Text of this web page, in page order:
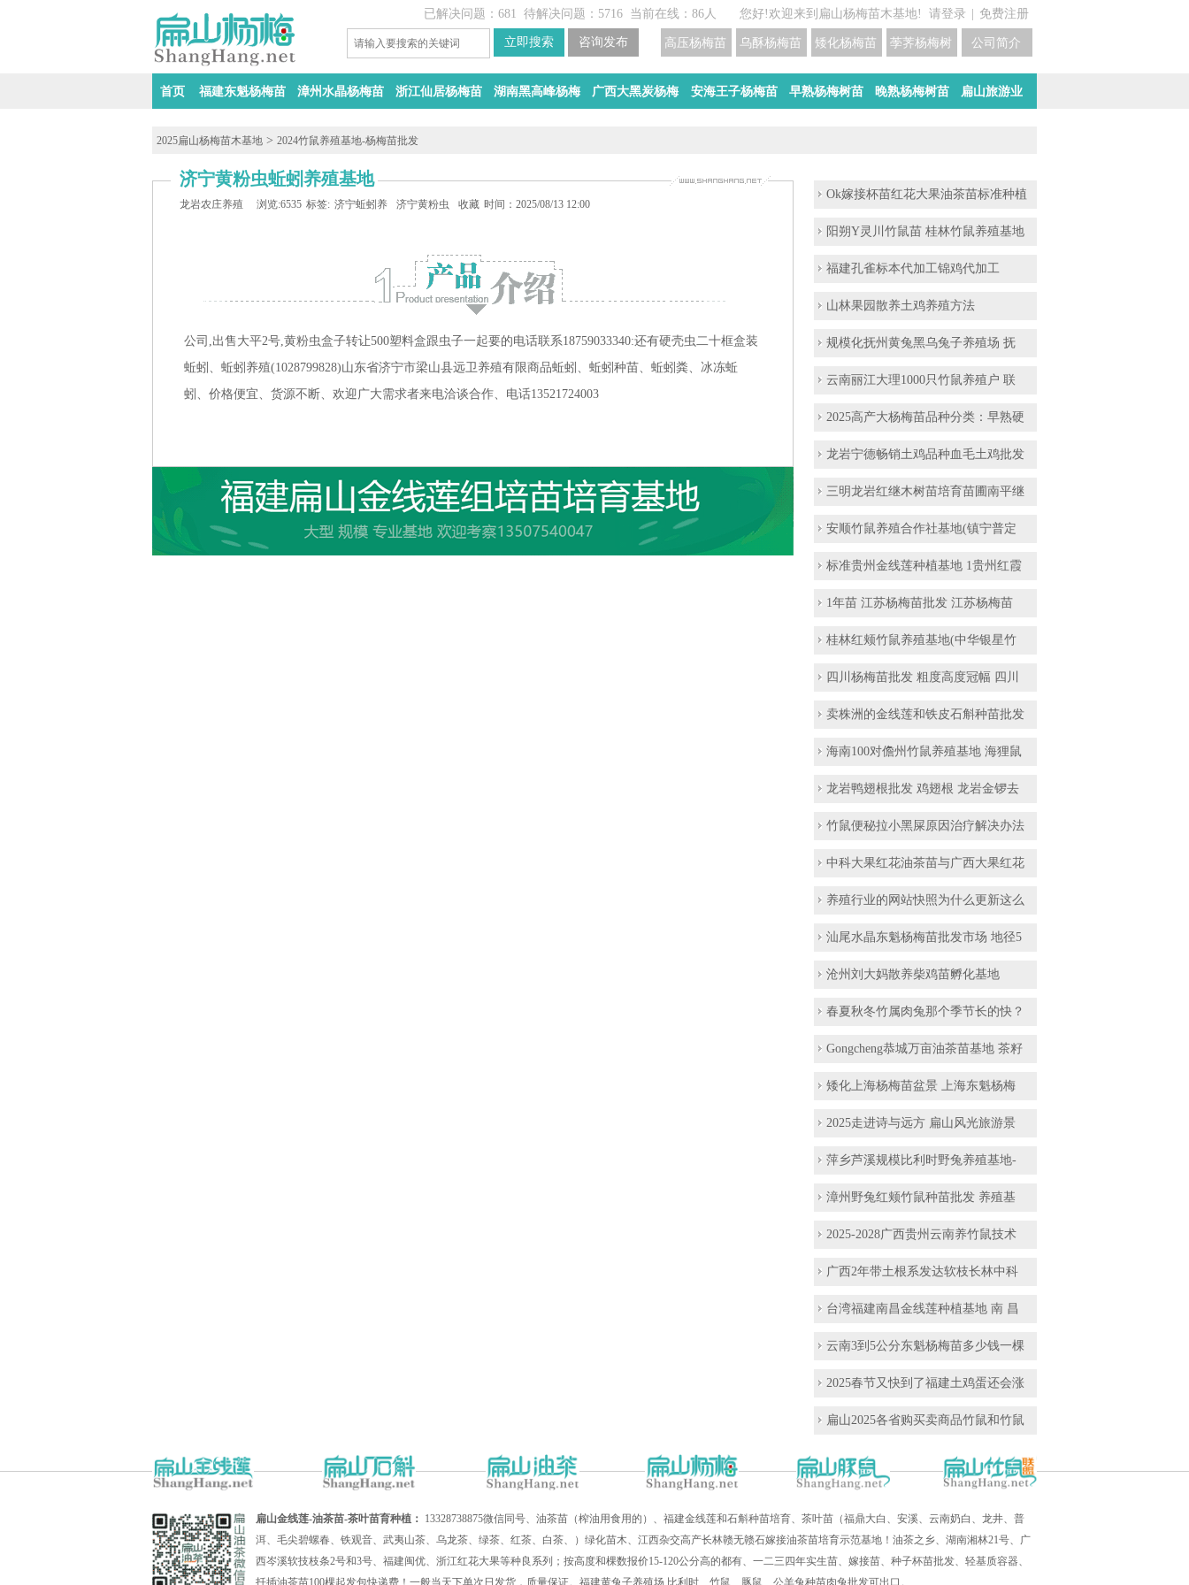
您好!欢迎来到扁山杨梅苗木基地! 请登录 免费注册
已解决问题：681 待解决问题：5716 当前在线：86人
公司简介
荸荠杨梅树苗培育
矮化杨梅苗价格
乌酥杨梅苗培育基地
高压杨梅苗
首页 福建东魁杨梅苗 漳州水晶杨梅苗 浙江仙居杨梅苗 湖南黑高峰杨梅 广西大黑炭杨梅 安海王子杨梅苗 早熟杨梅树苗 晚熟杨梅树苗 扁山旅游业
2025扁山杨梅苗木基地 > 2024竹鼠养殖基地-杨梅苗批发
济宁黄粉虫蚯蚓养殖基地
龙岩农庄养殖 浏览:6535 标签: 济宁蚯蚓养殖基地济宁黄粉虫养殖基地
收藏 时间：2025/08/13 12:00
公司,出售大平2号,黄粉虫盒子转让500塑料盒跟虫子一起要的电话联系18759033340:还有硬壳虫二十框盒装
蚯蚓、蚯蚓养殖(1028799828)山东省济宁市梁山县远卫养殖有限商品蚯蚓、蚯蚓种苗、蚯蚓粪、冰冻蚯
蚓、价格便宜、货源不断、欢迎广大需求者来电洽谈合作、电话13521724003
Ok嫁接杯苗红花大果油茶苗标准种植
阳朔Y灵川竹鼠苗 桂林竹鼠养殖基地
福建孔雀标本代加工锦鸡代加工
山林果园散养土鸡养殖方法
规模化抚州黄兔黑乌兔子养殖场 抚
云南丽江大理1000只竹鼠养殖户 联
2025高产大杨梅苗品种分类：早熟硬
龙岩宁德畅销土鸡品种血毛土鸡批发
三明龙岩红继木树苗培育苗圃南平继
安顺竹鼠养殖合作社基地(镇宁普定
标准贵州金线莲种植基地 1贵州红霞
1年苗 江苏杨梅苗批发 江苏杨梅苗
桂林红颊竹鼠养殖基地(中华银星竹
四川杨梅苗批发 粗度高度冠幅 四川
卖株洲的金线莲和铁皮石斛种苗批发
海南100对儋州竹鼠养殖基地 海狸鼠
龙岩鸭翅根批发 鸡翅根 龙岩金锣去
竹鼠便秘拉小黑屎原因治疗解决办法
中科大果红花油茶苗与广西大果红花
养殖行业的网站快照为什么更新这么
汕尾水晶东魁杨梅苗批发市场 地径5
沧州刘大妈散养柴鸡苗孵化基地
春夏秋冬竹属肉兔那个季节长的快？
Gongcheng恭城万亩油茶苗基地 茶籽
矮化上海杨梅苗盆景 上海东魁杨梅
2025走进诗与远方 扁山风光旅游景
萍乡芦溪规模比利时野兔养殖基地-
漳州野兔红颊竹鼠种苗批发 养殖基
2025-2028广西贵州云南养竹鼠技术
广西2年带土根系发达软枝长林中科
台湾福建南昌金线莲种植基地 南 昌
云南3到5公分东魁杨梅苗多少钱一棵
2025春节又快到了福建土鸡蛋还会涨
扁山2025各省购买卖商品竹鼠和竹鼠
扁山金线莲-油茶苗-茶叶苗育种植： 13328738875微信同号、油茶苗（榨油用食用的）、福建金线莲和石斛种苗培育、茶叶苗（福鼎大白、安溪、云南奶白、龙井、普
洱、毛尖碧螺春、铁观音、武夷山茶、乌龙茶、绿茶、红茶、白茶、）绿化苗木、江西杂交高产长林赣无赣石嫁接油茶苗培育示范基地！油茶之乡、湖南湘林21号、广
西岑溪软技枝条2号和3号、福建闽优、浙江红花大果等种良系列；按高度和棵数报价15-120公分高的都有、一二三四年实生苗、嫁接苗、种子杯苗批发、轻基质容器、
扦插油茶苗100棵起发包快递费！一般当天下单次日发货，质量保证。福建黄兔子养殖场,比利时、竹鼠、豚鼠、公羊兔种苗肉兔批发可出口。